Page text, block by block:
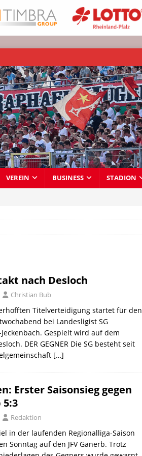
VEREIN BUSINESS STADION
nach Desloch
Christian Bub
Titelverteidigung startet für den
bei Landesligist SG
Gespielt wird auf dem
DER GEGNER Die SG besteht seit
[…]
Erster Saisonsieg gegen
5:3
Redaktion
in der laufenden Regionalliga-Saison
Sonntag auf den JFV Ganerb. Trotz